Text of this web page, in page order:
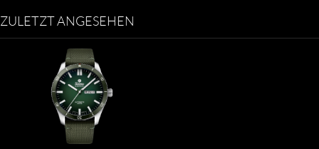
ZULETZT ANGESEHEN